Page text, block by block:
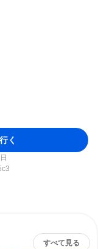
く
すべて見る